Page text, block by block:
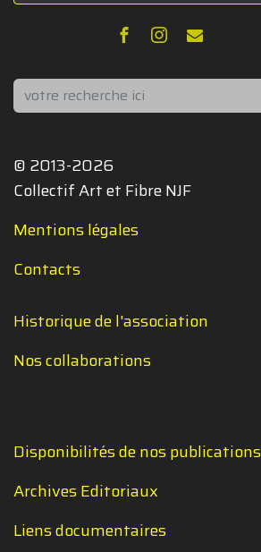
Rechercher
© 2013-2026
Collectif Art et Fibre NJF
Mentions légales
Contacts
Historique de l'association
Nos collaborations
Disponibilités de nos publications
Archives Editoriaux
Liens documentaires